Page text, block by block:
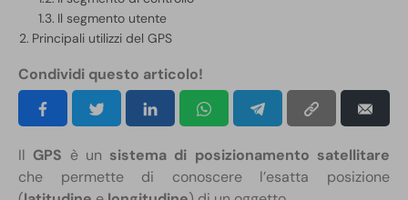
Il segmento utente
Principali utilizzi del GPS
Condividi questo articolo!
Il GPS è un sistema di posizionamento satellitare
che permette di conoscere l’esatta posizione